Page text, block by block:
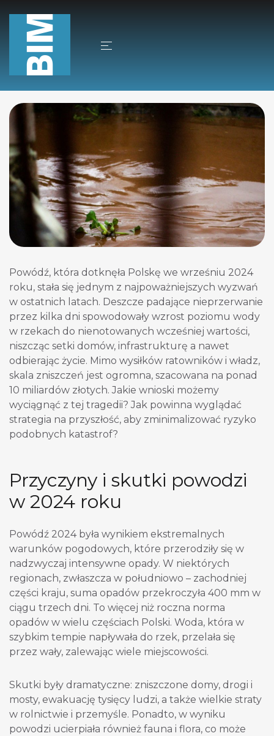
Aktualności 26/09/2024
Powódź 2024
Powódź, która dotknęła Polskę we wrześniu 2024
roku, stała się jednym z najpoważniejszych wyzwań
w ostatnich latach. Deszcze padające nieprzerwanie
przez kilka dni spowodowały wzrost poziomu wody
w rzekach do nienotowanych wcześniej wartości,
niszcząc setki domów, infrastrukturę a nawet
odbierając życie. Mimo wysiłków ratowników i władz,
skala zniszczeń jest ogromna, szacowana na ponad
10 miliardów złotych. Jakie wnioski możemy
wyciągnąć z tej tragedii? Jak powinna wyglądać
strategia na przyszłość, aby zminimalizować ryzyko
podobnych katastrof?
Przyczyny i skutki powodzi
w 2024 roku
Powódź 2024 była wynikiem ekstremalnych
warunków pogodowych, które przerodziły się w
nadzwyczaj intensywne opady. W niektórych
regionach, zwłaszcza w południowo – zachodniej
części kraju, suma opadów przekroczyła 400 mm w
ciągu trzech dni. To więcej niż roczna norma
opadów w wielu częściach Polski. Woda, która w
szybkim tempie napływała do rzek, przelała się
przez wały, zalewając wiele miejscowości.
Skutki były dramatyczne: zniszczone domy, drogi i
mosty, ewakuację tysięcy ludzi, a także wielkie straty
w rolnictwie i przemyśle. Ponadto, w wyniku
powodzi ucierpiała również fauna i flora, co może